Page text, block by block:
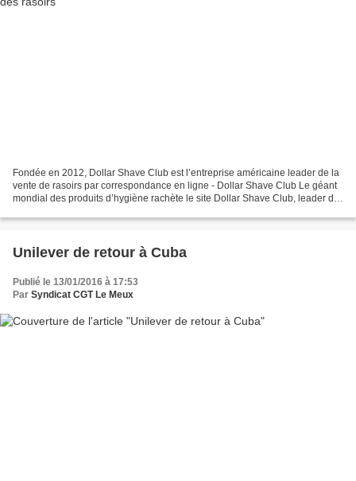
Fondée en 2012, Dollar Shave Club est l’entreprise américaine leader de la
vente de rasoirs par correspondance en ligne - Dollar Shave Club Le géant
mondial des produits d’hygiène rachète le site Dollar Shave Club, leader de
Unilever de retour à Cuba
Publié le 13/01/2016 à 17:53
Par Syndicat CGT Le Meux